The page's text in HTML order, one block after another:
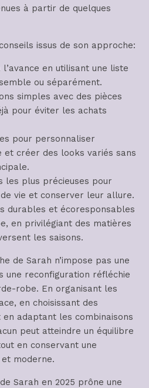
à partir de quelques
issus de son approche:
en utilisant une liste
ou séparément.
simples avec des pièces
pour éviter les achats
pour personnaliser
et créer des looks variés sans
les plus précieuses pour
vie et conserver leur allure.
durables et écoresponsables
en privilégiant des matières
les saisons.
de Sarah n’impose pas une
une reconfiguration réfléchie
robe. En organisant les
en choisissant des
adaptant les combinaisons
peut atteindre un équilibre
en conservant une
moderne.
Sarah en 2025 prône une